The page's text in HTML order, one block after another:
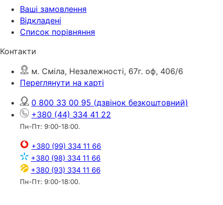
Ваші замовлення
Відкладені
Список порівняння
Контакти
м. Сміла, Незалежності, 67г. оф, 406/6
Переглянути на карті
0 800 33 00 95 (дзвінок безкоштовний)
+380 (44) 334 41 22
Пн-Пт: 9:00-18:00.
+380 (99) 334 11 66
+380 (98) 334 11 66
+380 (93) 334 11 66
Пн-Пт: 9:00-18:00.